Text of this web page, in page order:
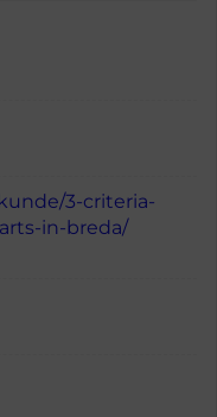
3-criteria-
in-breda/